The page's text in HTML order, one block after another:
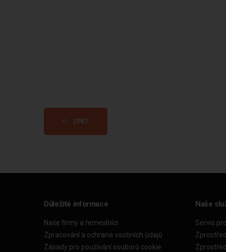
ZPĚT
Důležité informace
Naše firmy a řemeslníci
Zpracování a ochrana osobních údajů
Zásady pro používání souborů cookie
Naše
Servis